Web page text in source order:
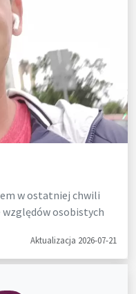
w ostatniej chwili
względów osobistych
Aktualizacja 2026-07-21